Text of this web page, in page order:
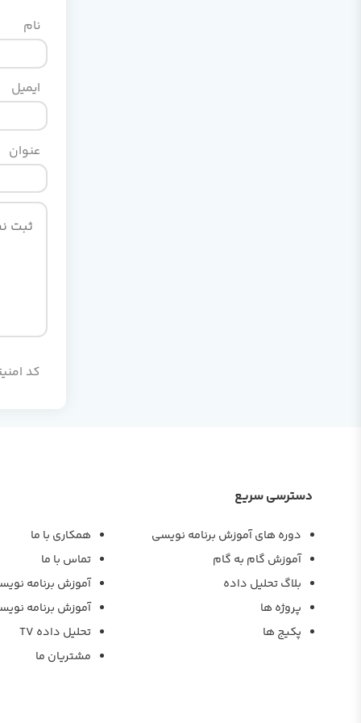
نام
ایمیل
عنوان
کد
دسترسی سریع
دوره های آموزش برنامه نویسی
آموزش گام به گام
بلاگ تحلیل داده
پروژه ها
پکیج ها
همکاری با ما
تماس با ما
آموزش برنامه
آموزش برنامه
تحلیل داده TV
مشتریان ما